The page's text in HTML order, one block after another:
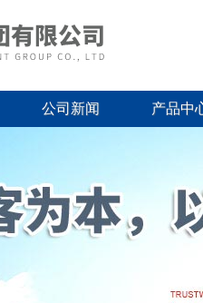
公司新闻 产品中